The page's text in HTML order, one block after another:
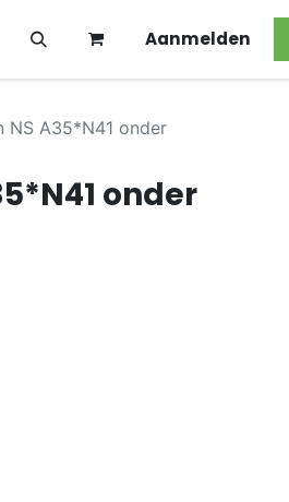
Aanmelden
NS A35*N41 onder
onder